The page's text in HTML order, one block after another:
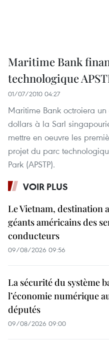
Maritime Bank
technologique
01/07/2010 04:27
Maritime Bank octroiera
dollars à la Sarl
mettre en oeuvre les
projet du parc
Park (APSTP).
VOIR PLUS
Le Vietnam, destination
géants américains des
conducteurs
09/08/2026 09:56
La sécurité du système
l’économie numérique
députés
09/08/2026 09:00